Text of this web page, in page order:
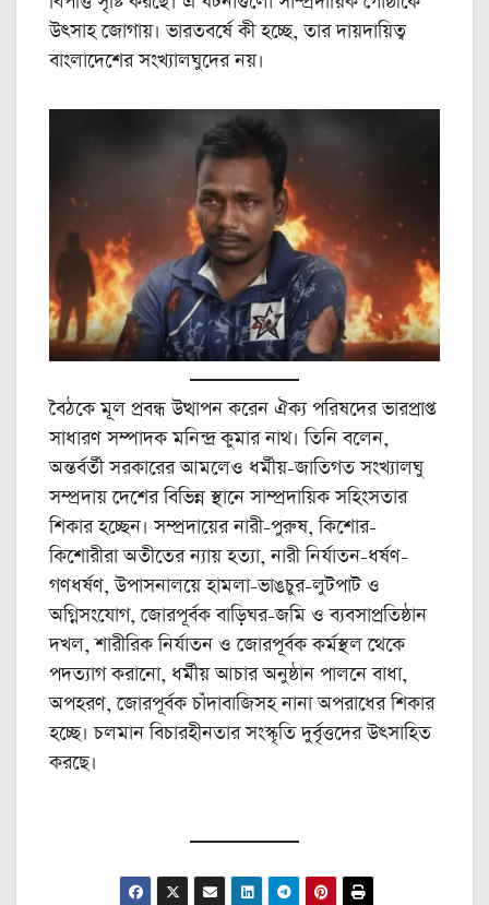
উৎসাহ জোগায়। ভারতবর্ষে কী হচ্ছে, তার দায়দায়িত্ব
বাংলাদেশের সংখ্যালঘুদের নয়।
বৈঠকে মূল প্রবন্ধ উত্থাপন করেন ঐক্য পরিষদের ভারপ্রাপ্ত
সাধারণ সম্পাদক মনিন্দ্র কুমার নাথ। তিনি বলেন,
অন্তর্বর্তী সরকারের আমলেও ধর্মীয়-জাতিগত সংখ্যালঘু
সম্প্রদায় দেশের বিভিন্ন স্থানে সাম্প্রদায়িক সহিংসতার
শিকার হচ্ছেন। সম্প্রদায়ের নারী-পুরুষ, কিশোর-
কিশোরীরা অতীতের ন্যায় হত্যা, নারী নির্যাতন-ধর্ষণ-
গণধর্ষণ, উপাসনালয়ে হামলা-ভাঙচুর-লুটপাট ও
অগ্নিসংযোগ, জোরপূর্বক বাড়িঘর-জমি ও ব্যবসাপ্রতিষ্ঠান
দখল, শারীরিক নির্যাতন ও জোরপূর্বক কর্মস্থল থেকে
পদত্যাগ করানো, ধর্মীয় আচার অনুষ্ঠান পালনে বাধা,
অপহরণ, জোরপূর্বক চাঁদাবাজিসহ নানা অপরাধের শিকার
হচ্ছে। চলমান বিচারহীনতার সংস্কৃতি দুর্বৃত্তদের উৎসাহিত
করছে।